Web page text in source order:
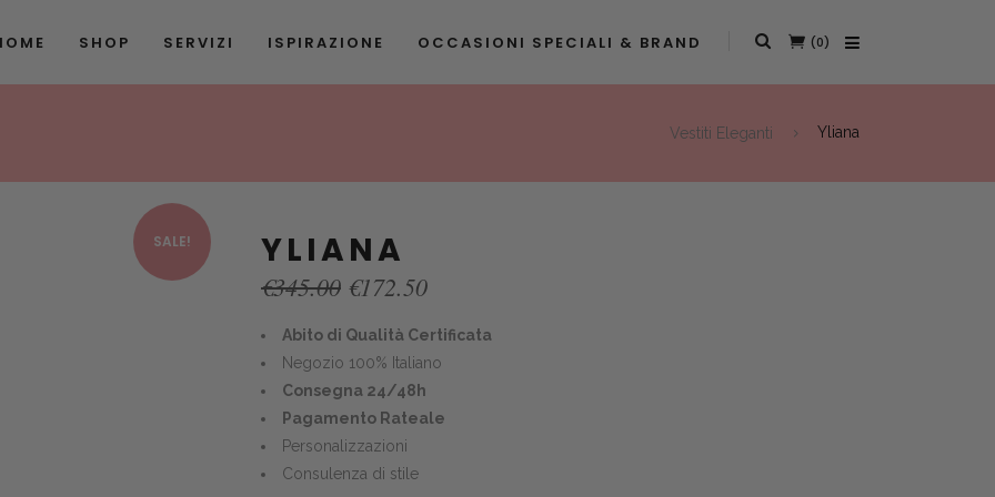
SHOP SERVIZI ISPIRAZIONE OCCASIONI SPECIALI & BRAND (0)
Vestiti Eleganti Yliana
SALE! YLIANA
€345.00 Original
was:
€345.00.
€172.50Current
is:
€172.50.
Abito di Qualità Certificata
Negozio 100% Italiano
Consegna 24/48h
Pagamento Rateale
Personalizzazioni
Consulenza di stile